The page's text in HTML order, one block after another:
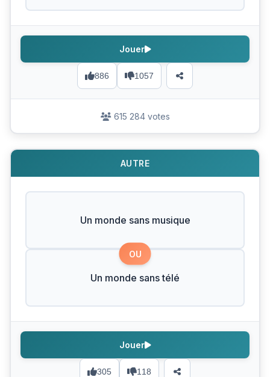
886 1057
Jouer
615 284 votes
AUTRE
Un monde sans musique
OU
Un monde sans télé
305 118
Jouer